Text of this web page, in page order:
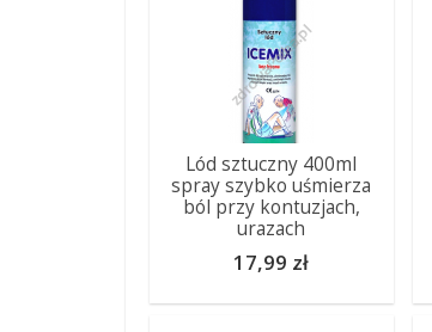
Lód sztuczny 400ml
spray szybko uśmierza
ból przy kontuzjach,
urazach
17,99 zł